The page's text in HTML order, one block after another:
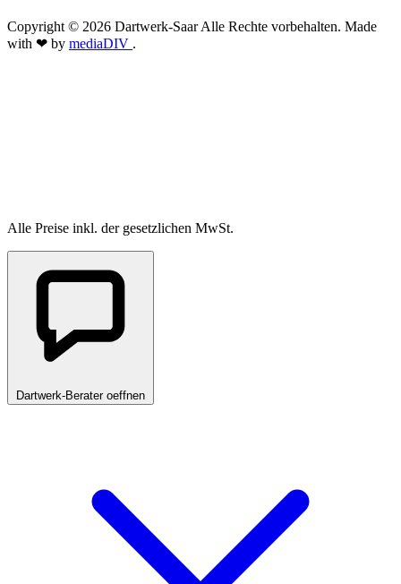
Copyright © 2026 Dartwerk-Saar Alle Rechte vorbehalten. Made
with ❤ by mediaDIV .
Alle Preise inkl. der gesetzlichen MwSt.
Dartwerk-Berater oeffnen